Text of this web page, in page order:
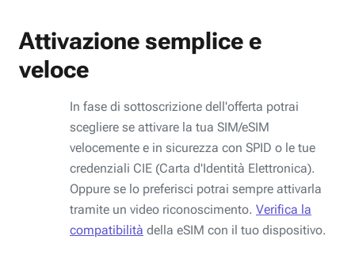
Attivazione semplice e
veloce
In fase di sottoscrizione dell'offerta potrai
scegliere se attivare la tua SIM/eSIM
velocemente e in sicurezza con SPID o le tue
credenziali CIE (Carta d'Identità Elettronica).
Oppure se lo preferisci potrai sempre attivarla
tramite un video riconoscimento. Verifica la
compatibilità della eSIM con il tuo dispositivo.